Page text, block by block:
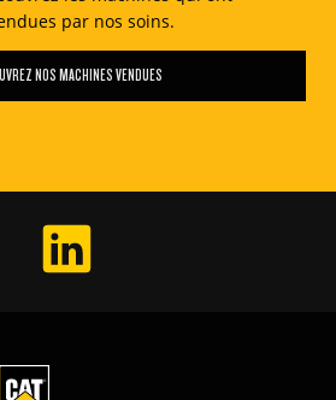
par nos soins.
NOS MACHINES VENDUES